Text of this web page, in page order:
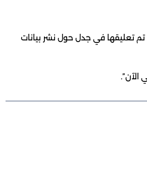
تعليقها في جدل حول نشر بيانات
الآن”.